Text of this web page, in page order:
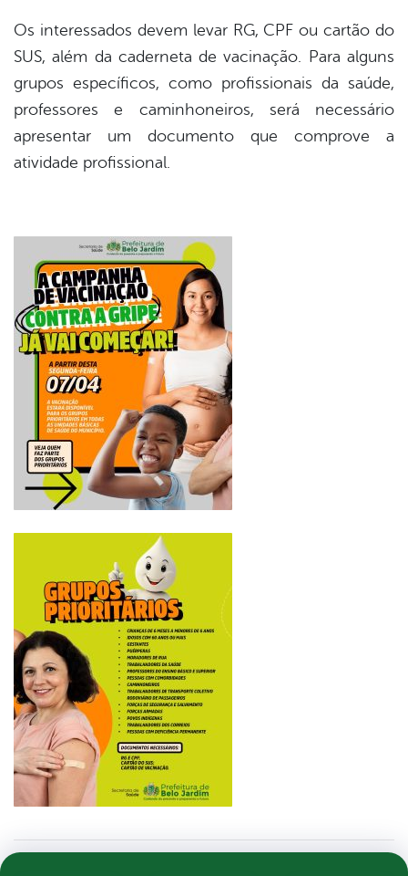
Os interessados devem levar RG, CPF ou cartão do
SUS, além da caderneta de vacinação. Para alguns
grupos específicos, como profissionais da saúde,
professores e caminhoneiros, será necessário
apresentar um documento que comprove a
atividade profissional.